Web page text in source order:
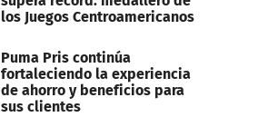
los Juegos Centroamericanos
Puma Pris continúa
fortaleciendo la experiencia
de ahorro y beneficios para
sus clientes